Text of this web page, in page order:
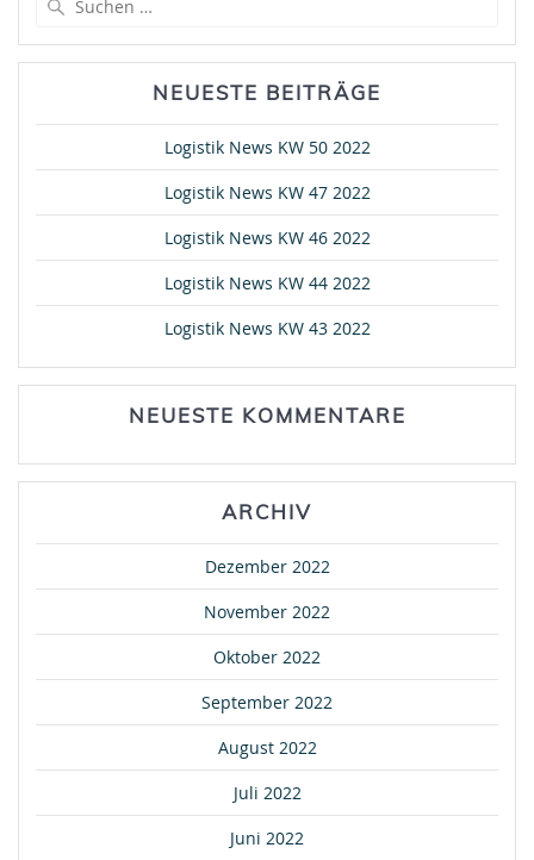
NEUESTE BEITRÄGE
Logistik News KW 50 2022
Logistik News KW 47 2022
Logistik News KW 46 2022
Logistik News KW 44 2022
Logistik News KW 43 2022
NEUESTE KOMMENTARE
ARCHIV
Dezember 2022
November 2022
Oktober 2022
September 2022
August 2022
Juli 2022
Juni 2022